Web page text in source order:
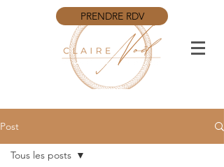
PRENDRE RDV
Post
Tous les posts